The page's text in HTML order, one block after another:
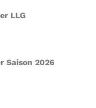
LLG
Saison 2026